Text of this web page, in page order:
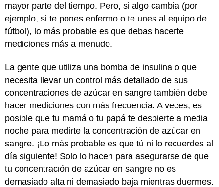
mayor parte del tiempo. Pero, si algo cambia (por
ejemplo, si te pones enfermo o te unes al equipo de
fútbol), lo más probable es que debas hacerte
mediciones más a menudo.
La gente que utiliza una bomba de insulina o que
necesita llevar un control más detallado de sus
concentraciones de azúcar en sangre también debe
hacer mediciones con más frecuencia. A veces, es
posible que tu mamá o tu papá te despierte a media
noche para medirte la concentración de azúcar en
sangre. ¡Lo más probable es que tú ni lo recuerdes al
día siguiente! Solo lo hacen para asegurarse de que
tu concentración de azúcar en sangre no es
demasiado alta ni demasiado baja mientras duermes.